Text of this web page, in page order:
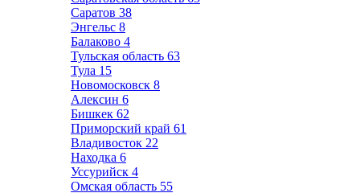
Саратов 38
Энгельс 8
Балаково 4
Тульская область 63
Тула 15
Новомосковск 8
Алексин 6
Бишкек 62
Приморский край 61
Владивосток 22
Находка 6
Уссурийск 4
Омская область 55